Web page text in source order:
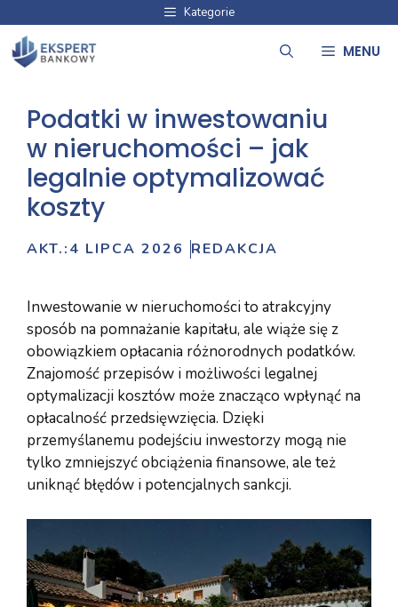
treści
Kategorie
MENU
Podatki w inwestowaniu
w nieruchomości – jak
legalnie optymalizować
koszty
AKT.:4 LIPCA 2026 REDAKCJA
Inwestowanie w nieruchomości to atrakcyjny
sposób na pomnażanie kapitału, ale wiąże się z
obowiązkiem opłacania różnorodnych podatków.
Znajomość przepisów i możliwości legalnej
optymalizacji kosztów może znacząco wpłynąć na
opłacalność przedsięwzięcia. Dzięki
przemyślanemu podejściu inwestorzy mogą nie
tylko zmniejszyć obciążenia finansowe, ale też
uniknąć błędów i potencjalnych sankcji.